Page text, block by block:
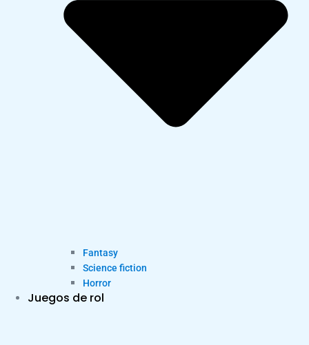
Fantasy
Science fiction
Horror
Juegos de rol